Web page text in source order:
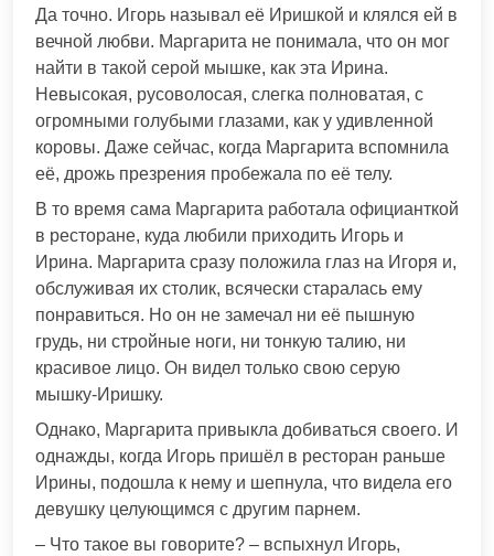
Да точно. Игорь называл её Иришкой и клялся ей в
вечной любви. Маргарита не понимала, что он мог
найти в такой серой мышке, как эта Ирина.
Невысокая, русоволосая, слегка полноватая, с
огромными голубыми глазами, как у удивленной
коровы. Даже сейчас, когда Маргарита вспомнила
её, дрожь презрения пробежала по её телу.
В то время сама Маргарита работала официанткой
в ресторане, куда любили приходить Игорь и
Ирина. Маргарита сразу положила глаз на Игоря и,
обслуживая их столик, всячески старалась ему
понравиться. Но он не замечал ни её пышную
грудь, ни стройные ноги, ни тонкую талию, ни
красивое лицо. Он видел только свою серую
мышку-Иришку.
Однако, Маргарита привыкла добиваться своего. И
однажды, когда Игорь пришёл в ресторан раньше
Ирины, подошла к нему и шепнула, что видела его
девушку целующимся с другим парнем.
– Что такое вы говорите? – вспыхнул Игорь,